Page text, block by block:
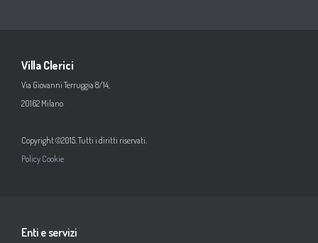
Villa Clerici
Via Giovanni Terruggia 8/14,
20162 Milano
Copyright ©2015. Tutti i diritti riservati.
Policy Cookie
Enti e servizi